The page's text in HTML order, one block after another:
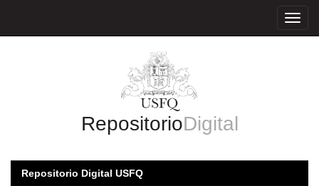
RepositorioDigital
Repositorio Digital USFQ